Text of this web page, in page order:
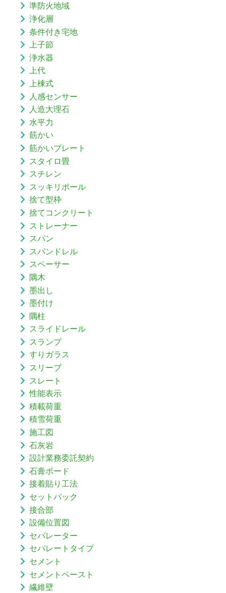
準防火地域
浄化層
条件付き宅地
上子節
浄水器
上代
上棟式
人感センサー
人造大理石
水平力
筋かい
筋かいプレート
スタイロ畳
スチレン
スッキリポール
捨て型枠
捨てコンクリート
ストレーナー
スパン
スパンドレル
スペーサー
隅木
墨出し
墨付け
隅柱
スライドレール
スランプ
すりガラス
スリーブ
スレート
性能表示
積載荷重
積雪荷重
施工図
石灰岩
設計業務委託契約
石膏ボード
接着貼り工法
セットバック
接合部
設備位置図
セパレーター
セパレートタイプ
セメント
セメントペースト
繊維壁